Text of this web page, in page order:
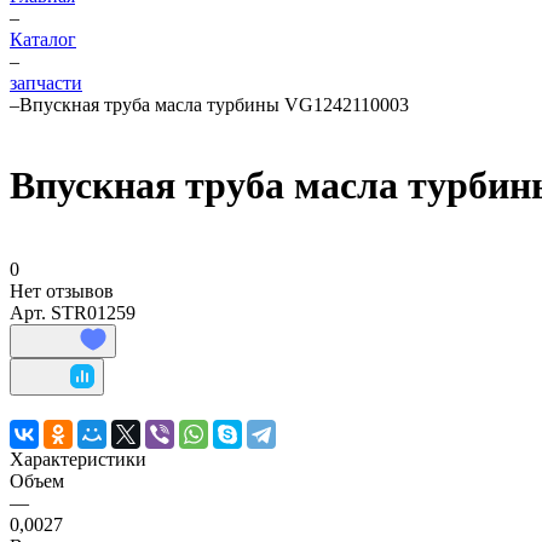
–
Каталог
–
запчасти
–Впускная труба масла турбины VG1242110003
Впускная труба масла
0
Нет отзывов
Арт. STR01259
Характеристики
Объем
—
0,0027